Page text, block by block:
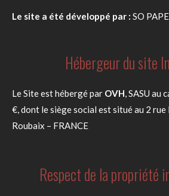
Le site a été développé par : SO
Hébergeur du site
Le Site est hébergé par OVH, SASU au
€, dont le siège social est situé au 2
Roubaix – FRANCE
Respect de la propriété